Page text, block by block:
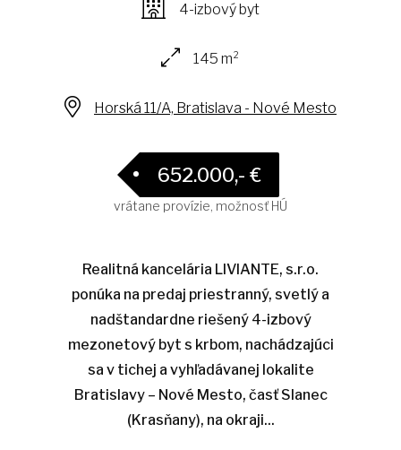
4-izbový byt
145 m²
Horská 11/A, Bratislava - Nové Mesto
652.000,- €
vrátane provízie, možnosť HÚ
Realitná kancelária LIVIANTE, s.r.o.
ponúka na predaj priestranný, svetlý a
nadštandardne riešený 4-izbový
mezonetový byt s krbom, nachádzajúci
sa v tichej a vyhľadávanej lokalite
Bratislavy – Nové Mesto, časť Slanec
(Krasňany), na okraji...